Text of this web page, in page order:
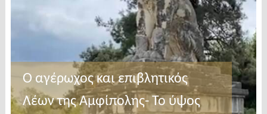
Ο αγέρωχος και επιβλητικός
Λέων της Αμφίπολης- Το ύψος